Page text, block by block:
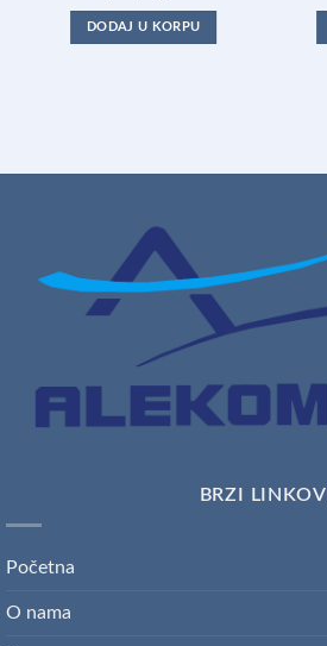
DODAJ U KORPU
BRZI LINKOVI
Početna
O nama